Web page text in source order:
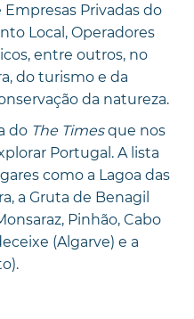
Empresas Privadas do
Local, Operadores
entre outros, no
do turismo e da
da natureza.
do The Timesque nos
Portugal. A lista
como a Lagoa das
a Gruta de Benagil
Pinhão, Cabo
(Algarve) e a